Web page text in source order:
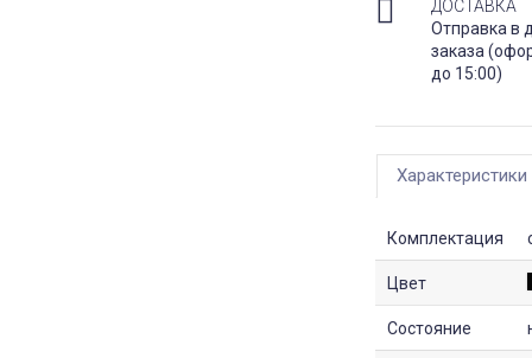
ДОСТАВКА
Отправка в
заказа
до 15:00)
Характеристики
Комплектация
Цвет
Состояние